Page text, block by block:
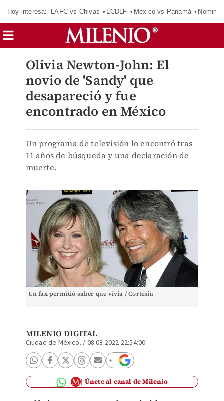
Hoy interesa: LAFC vs Chivas LCDLF México vs Panamá
Olivia Newton-John: El
novio de 'Sandy' que
desapareció y fue
encontrado en México
Un programa de televisión lo encontró tras
11 años de búsqueda y una declaración de
muerte.
Un fax permitió saber que vivía / Cortesía
MILENIO DIGITAL
Ciudad de México. / 08.08.2022 22:54:00
Únete al canal de Milenio